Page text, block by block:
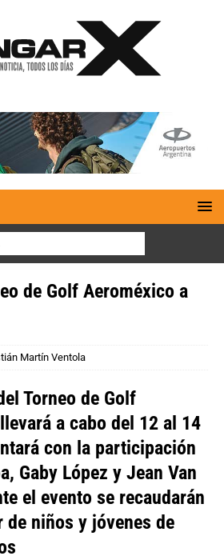
de Golf Aeroméxico a
Martín Ventola
Torneo de Golf
a cabo del 12 al 14
con la participación
Gaby López y Jean Van
el evento se recaudarán
niños y jóvenes de